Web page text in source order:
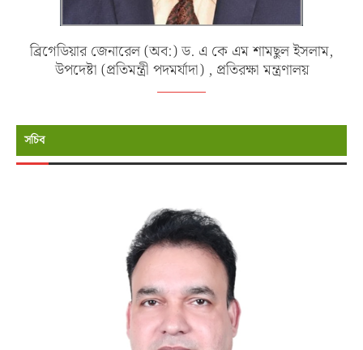
ব্রিগেডিয়ার জেনারেল (অব:) ড. এ কে এম শামছুল ইসলাম,
উপদেষ্টা (প্রতিমন্ত্রী পদমর্যাদা) , প্রতিরক্ষা মন্ত্রণালয়
সচিব